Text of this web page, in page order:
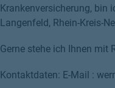
Krankenversicherung, bin
Langenfeld, Rhein-Kreis-
Gerne stehe ich Ihnen mit
Kontaktdaten: E-Mail :